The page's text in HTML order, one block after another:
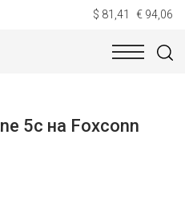
$ 81,41 € 94,06
5c на Foxconn